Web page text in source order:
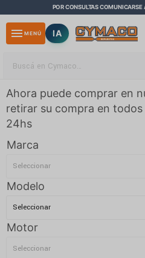
POR CONSULTAS
menu MENÚ IA
Ahora puede comprar en
retirar su compra en
24hs
Marca
Modelo
Motor
close